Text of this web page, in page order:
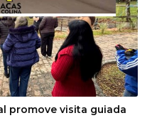
promove visita guiada